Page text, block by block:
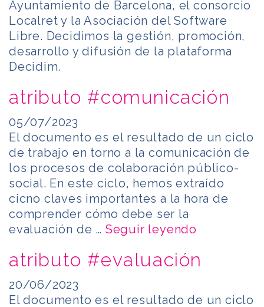
Ayuntamiento de Barcelona, el consorcio
Localret y la Asociación del Software
Libre. Decidimos la gestión, promoción,
desarrollo y difusión de la plataforma
Decidim.
atributo #comunicación
05/07/2023
El documento es el resultado de un ciclo
de trabajo en torno a la comunicación de
los procesos de colaboración público-
social. En este ciclo, hemos extraído
cicno claves importantes a la hora de
comprender cómo debe ser la
evaluación de … Seguir leyendo
atributo #evaluación
20/06/2023
El documento es el resultado de un ciclo